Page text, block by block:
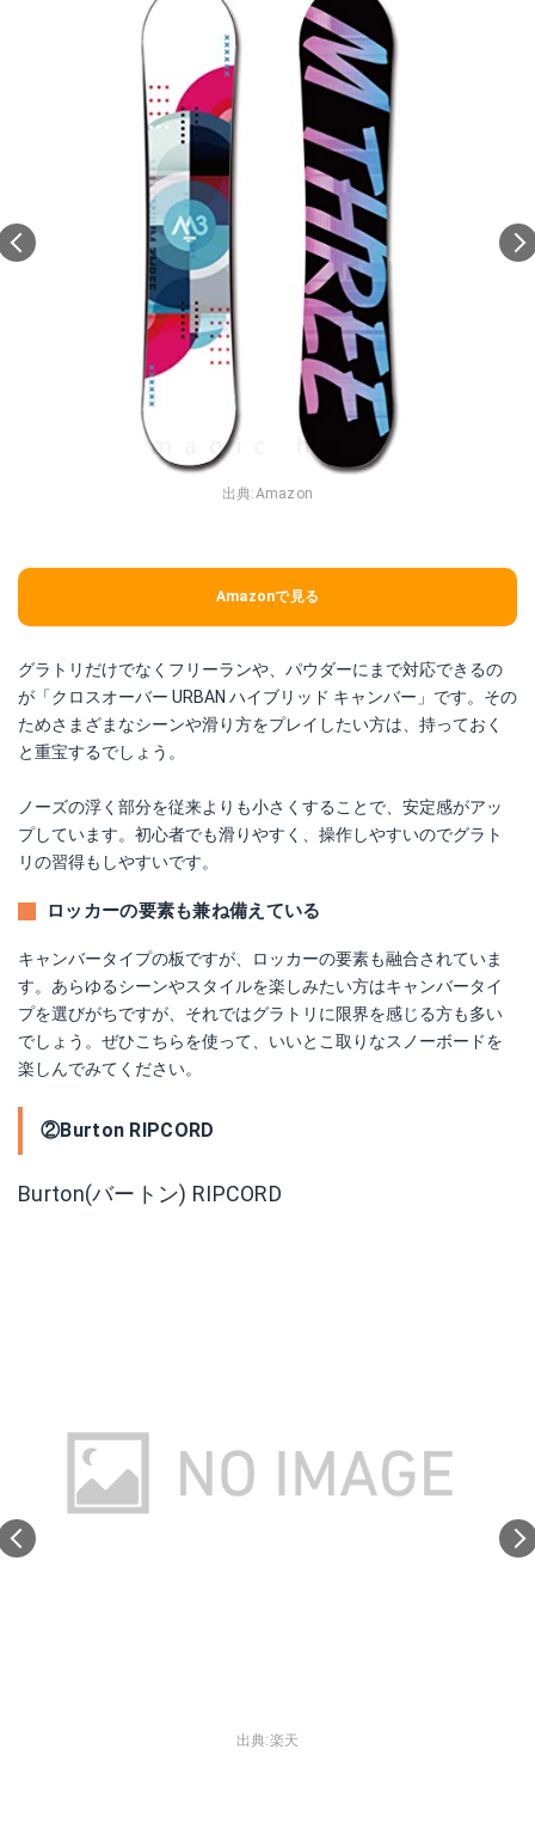
出典:Amazon
Amazonで見る
グラトリだけでなくフリーランや、パウダーにまで対応できるの
が「クロスオーバー URBAN ハイブリッド キャンバー」です。その
ためさまざまなシーンや滑り方をプレイしたい方は、持っておく
と重宝するでしょう。
ノーズの浮く部分を従来よりも小さくすることで、安定感がアッ
プしています。初心者でも滑りやすく、操作しやすいのでグラト
リの習得もしやすいです。
ロッカーの要素も兼ね備えている
キャンバータイプの板ですが、ロッカーの要素も融合されていま
す。あらゆるシーンやスタイルを楽しみたい方はキャンバータイ
プを選びがちですが、それではグラトリに限界を感じる方も多い
でしょう。ぜひこちらを使って、いいとこ取りなスノーボードを
楽しんでみてください。
②Burton RIPCORD
Burton(バートン) RIPCORD
出典:楽天